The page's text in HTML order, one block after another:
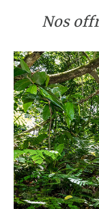
Nos